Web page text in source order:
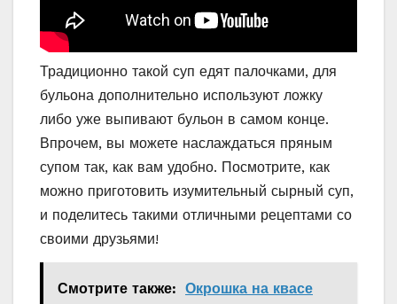
Традиционно такой суп едят палочками, для
бульона дополнительно используют ложку
либо уже выпивают бульон в самом конце.
Впрочем, вы можете наслаждаться пряным
супом так, как вам удобно. Посмотрите, как
можно приготовить изумительный сырный суп,
и поделитесь такими отличными рецептами со
своими друзьями!
Смотрите также: Окрошка на квасе